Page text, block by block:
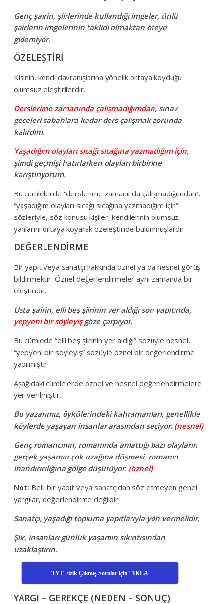
Genç şairin, şiirlerinde kullandığı imgeler, ünlü
şairlerin imgelerinin taklidi olmaktan öteye
gidemiyor.
ÖZELEŞTİRİ
Kişinin, kendi davranışlarına yönelik ortaya koyduğu
olumsuz eleştirilerdir.
Derslerime zamanında çalışmadığımdan, sınav
geceleri sabahlara kadar ders çalışmak zorunda
kalırdım.
Yaşadığım olayları sıcağı sıcağına yazmadığım için,
şimdi geçmişi hatırlarken olayları birbirine
karıştırıyorum.
Bu cümlelerde “derslerime zamanında çalışmadığımdan”,
“yaşadığım olayları sıcağı sıcağına yazmadığım için”
sözleriyle, söz konusu kişiler, kendilerinin olumsuz
yanlarını ortaya koyarak özeleştiride bulunmuşlardır.
DEĞERLENDİRME
Bir yapıt veya sanatçı hakkında öznel ya da nesnel görüş
bildirmektir. Öznel değerlendirmeler aynı zamanda bir
eleştiridir.
Usta şairin, elli beş şiirinin yer aldığı son yapıtında,
yepyeni bir söyleyişgöze çarpıyor.
Bu cümlede “elli beş şiirinin yer aldığı” sözüyle nesnel,
“yepyeni bir söyleyiş” sözüyle öznel bir değerlendirme
yapılmıştır.
Aşağıdaki cümlelerde öznel ve nesnel değerlendirmelere
yer verilmiştir.
Bu yazarımız, öykülerindeki kahramanları, genellikle
köylerde yaşayan insanlar arasından seçiyor. (nesnel)
Genç romancının, romanında anlattığı bazı olayların
gerçek yaşamın çok uzağına düşmesi, romanın
inandırıcılığına gölge düşürüyor. (öznel)
Not: Belli bir yapıt veya sanatçıdan söz etmeyen genel
yargılar, değerlendirme değildir.
Sanatçı, yaşadığı topluma yapıtlarıyla yön vermelidir.
Şiir, insanları günlük yaşamın sıkıntısından
uzaklaştırın.
TYT Fizik Çıkmış Sorular için TIKLA
YARGI – GEREKÇE (NEDEN – SONUÇ)